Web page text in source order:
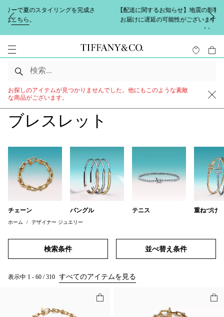
【配送に関するお知らせ】地震の影響により熊本県を中心にお荷物の
お届けに遅延の可能性がございます。詳しくはこちらをご覧くださ
お探しのアイテムが見つかりませんでした。他にもこのような素敵
な商品がございます。
ブレスレット
チェーン バングル テニス 重ねづけ
デザイナー ジュエリー
検索条件 並べ替え条件
表示中 すべてのアイテムを見る